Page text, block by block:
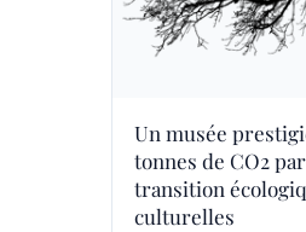
Un musée
tonnes de CO2
transition
culturelles